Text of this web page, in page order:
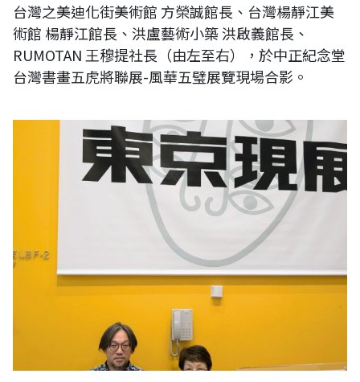
台灣之美迪化街美術館 方榮誠館長、台灣楊靜江美
術館 楊靜江館長、洪盧藝術小築 洪啟義館長、
RUMOTAN 王穆提社長（由左至右），於中正紀念堂
台灣書畫五虎將聯展-風華五璧展覽現場合影。
《台灣日本國際交流展》日本國立東京都美術館展-〈日本第十二回東京
現展〉：RUMOTAN 王穆提社長（左）與日本現展 前田敦子先生